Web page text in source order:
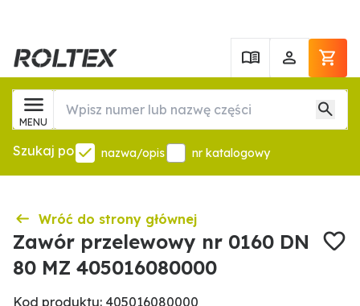
MENU
Szukaj po nazwa/opis nr katalogowy
Wróć do strony głównej
Zawór przelewowy nr 0160 DN
80 MZ 405016080000
Kod produktu: 405016080000